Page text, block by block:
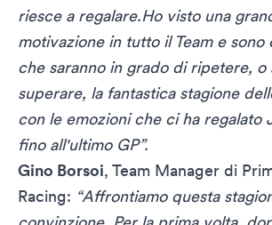
riesce a regalare.Ho visto una
motivazione in tutto il Team e sono
che saranno in grado di ripetere,
superare, la fantastica stagione
con le emozioni che ci ha regalato
fino all'ultimo GP”.
Gino Borsoi, Team Manager di
Racing: “Affrontiamo questa